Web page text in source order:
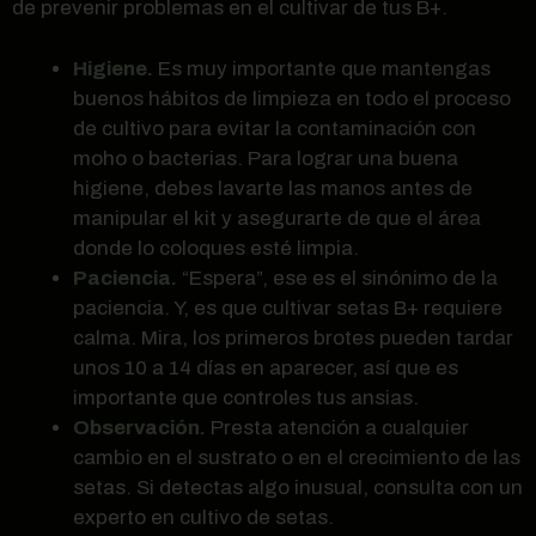
de prevenir problemas en el cultivar de tus B+.
Higiene. Es muy importante que mantengas
buenos hábitos de limpieza en todo el proceso
de cultivo para evitar la contaminación con
moho o bacterias. Para lograr una buena
higiene, debes lavarte las manos antes de
manipular el kit y asegurarte de que el área
donde lo coloques esté limpia.
Paciencia. “Espera”, ese es el sinónimo de la
paciencia. Y, es que cultivar setas B+ requiere
calma. Mira, los primeros brotes pueden tardar
unos 10 a 14 días en aparecer, así que es
importante que controles tus ansias.
Observación. Presta atención a cualquier
cambio en el sustrato o en el crecimiento de las
setas. Si detectas algo inusual, consulta con un
experto en cultivo de setas.